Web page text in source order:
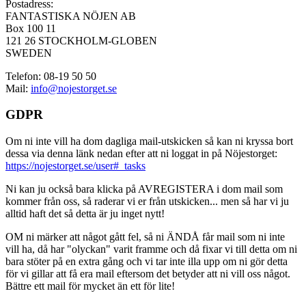
Postadress:
FANTASTISKA NÖJEN AB
Box 100 11
121 26 STOCKHOLM-GLOBEN
SWEDEN
Telefon: 08-19 50 50
Mail: info@nojestorget.se
GDPR
Om ni inte vill ha dom dagliga mail-utskicken så kan ni kryssa bort
dessa via denna länk nedan efter att ni loggat in på Nöjestorget:
https://nojestorget.se/user#_tasks
Ni kan ju också bara klicka på AVREGISTERA i dom mail som
kommer från oss, så raderar vi er från utskicken... men så har vi ju
alltid haft det så detta är ju inget nytt!
OM ni märker att något gått fel, så ni ÄNDÅ får mail som ni inte
vill ha, då har "olyckan" varit framme och då fixar vi till detta om ni
bara stöter på en extra gång och vi tar inte illa upp om ni gör detta
för vi gillar att få era mail eftersom det betyder att ni vill oss något.
Bättre ett mail för mycket än ett för lite!